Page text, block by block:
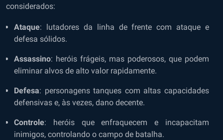
considerados:
Ataque: lutadores da linha de frente com ataque e
defesa sólidos.
Assassino: heróis frágeis, mas poderosos, que podem
eliminar alvos de alto valor rapidamente.
Defesa: personagens tanques com altas capacidades
defensivas e, às vezes, dano decente.
Controle: heróis que enfraquecem e incapacitam
inimigos, controlando o campo de batalha.